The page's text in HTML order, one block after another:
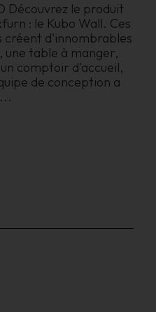
Découvrez le produit
: le Kubo Wall. Ces
créent d'innombrables
une table à manger,
comptoir d'accueil,
de conception a
...